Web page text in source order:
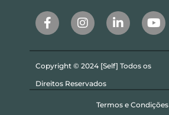
Copyright © 2024 [Self] Todos os
Direitos Reservados
Termos e Condições